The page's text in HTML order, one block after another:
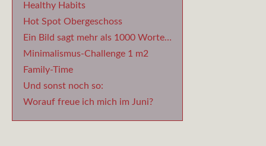
Healthy Habits
Hot Spot Obergeschoss
Ein Bild sagt mehr als 1000 Worte…
Minimalismus-Challenge 1 m2
Family-Time
Und sonst noch so:
Worauf freue ich mich im Juni?